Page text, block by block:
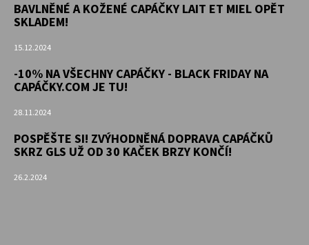
BAVLNĚNÉ A KOŽENÉ CAPÁČKY LAIT ET MIEL OPĚT
SKLADEM!
15.12.2024
-10% NA VŠECHNY CAPÁČKY - BLACK FRIDAY NA
CAPÁČKY.COM JE TU!
28.11.2024
POSPĚŠTE SI! ZVÝHODNĚNÁ DOPRAVA CAPÁČKŮ
SKRZ GLS UŽ OD 30 KAČEK BRZY KONČÍ!
26.2.2024